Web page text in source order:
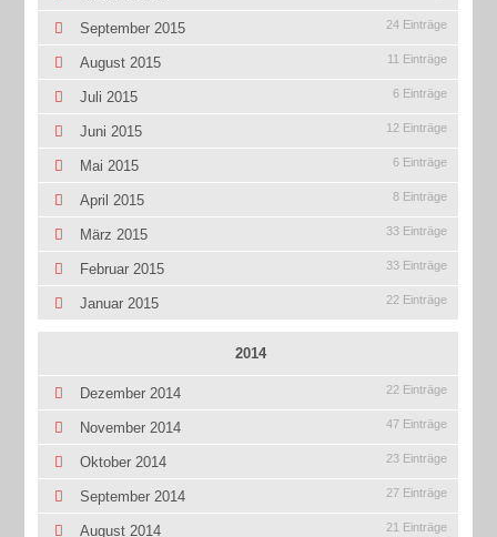
September 2015 24 Einträge
August 2015 11 Einträge
Juli 2015 6 Einträge
Juni 2015 12 Einträge
Mai 2015 6 Einträge
April 2015 8 Einträge
März 2015 33 Einträge
Februar 2015 33 Einträge
Januar 2015 22 Einträge
2014
Dezember 2014 22 Einträge
November 2014 47 Einträge
Oktober 2014 23 Einträge
September 2014 27 Einträge
August 2014 21 Einträge